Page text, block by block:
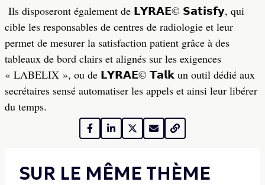
Ils disposeront également de 𝗟𝗬𝗥𝗔𝗘© 𝗦𝗮𝘁𝗶𝘀𝗳𝘆, qui
cible les responsables de centres de radiologie et leur
permet de mesurer la satisfaction patient grâce à des
tableaux de bord clairs et alignés sur les exigences
« LABELIX », ou de 𝗟𝗬𝗥𝗔𝗘© 𝗧𝗮𝗹𝗸 un outil dédié aux
secrétaires sensé automatiser les appels et ainsi leur libérer
du temps.
SUR LE MÊME THÈME